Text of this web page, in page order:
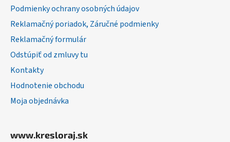
Podmienky ochrany osobných údajov
Reklamačný poriadok, Záručné podmienky
Reklamačný formulár
Odstúpiť od zmluvy tu
Kontakty
Hodnotenie obchodu
Moja objednávka
www.kresloraj.sk